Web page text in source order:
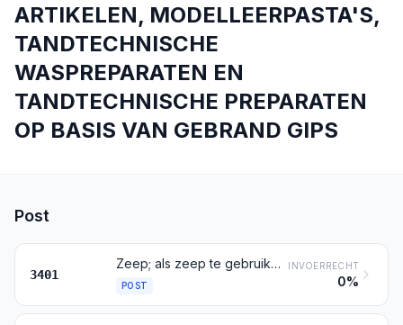
ARTIKELEN, MODELLEERPASTA'S,
TANDTECHNISCHE
WASPREPARATEN EN
TANDTECHNISCHE PREPARATEN
OP BASIS VAN GEBRAND GIPS
Post
3401
Zeep; als zeep te gebruiken organische tensioactieve producten en organische tensioactieve bereidingen, in de vorm van staven, broden, gestempelde stukken of gestempelde fantasievormen, ook indien zeep bevattend; voor het wassen van de huid te gebruiken organische tensioactieve producten en organische tensioactieve bereidingen, in de vorm van een vloeistof of een crème, ook indien zeep bevattend, opgemaakt voor de verkoop in het klein; papier, watten, vilt en gebonden textielvlies, geïmpregneerd of bedekt met zeep of met detergentia
POST
INVOERRECHT
0%